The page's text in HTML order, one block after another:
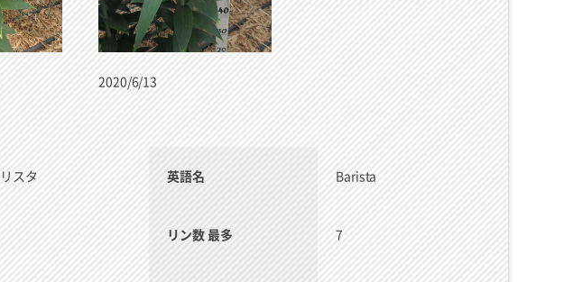
2020/6/13
スタ 英語名 Barista
リン数 最多 7